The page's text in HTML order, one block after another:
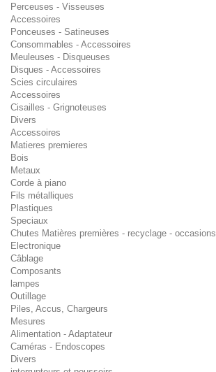
Perceuses - Visseuses
Accessoires
Ponceuses - Satineuses
Consommables - Accessoires
Meuleuses - Disqueuses
Disques - Accessoires
Scies circulaires
Accessoires
Cisailles - Grignoteuses
Divers
Accessoires
Matieres premieres
Bois
Metaux
Corde à piano
Fils métalliques
Plastiques
Speciaux
Chutes Matières premières - recyclage - occasions
Electronique
Câblage
Composants
lampes
Outillage
Piles, Accus, Chargeurs
Mesures
Alimentation - Adaptateur
Caméras - Endoscopes
Divers